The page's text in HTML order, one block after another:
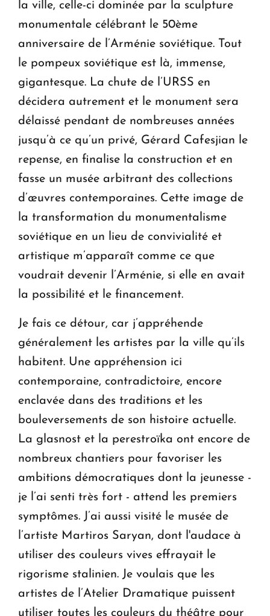
la ville, celle-ci dominée par la sculpture
monumentale célébrant le 50ème
anniversaire de l’Arménie soviétique. Tout
le pompeux soviétique est là, immense,
gigantesque. La chute de l’URSS en
décidera autrement et le monument sera
délaissé pendant de nombreuses années
jusqu’à ce qu’un privé, Gérard Cafesjian le
repense, en finalise la construction et en
fasse un musée arbitrant des collections
d’œuvres contemporaines. Cette image de
la transformation du monumentalisme
soviétique en un lieu de convivialité et
artistique m’apparaît comme ce que
voudrait devenir l’Arménie, si elle en avait
la possibilité et le financement.
Je fais ce détour, car j’appréhende
généralement les artistes par la ville qu’ils
habitent. Une appréhension ici
contemporaine, contradictoire, encore
enclavée dans des traditions et les
bouleversements de son histoire actuelle.
La glasnost et la perestroïka ont encore de
nombreux chantiers pour favoriser les
ambitions démocratiques dont la jeunesse -
je l’ai senti très fort - attend les premiers
symptômes. J’ai aussi visité le musée de
l’artiste Martiros Saryan, dont l'audace à
utiliser des couleurs vives effrayait le
rigorisme stalinien. Je voulais que les
artistes de l’Atelier Dramatique puissent
utiliser toutes les couleurs du théâtre pour